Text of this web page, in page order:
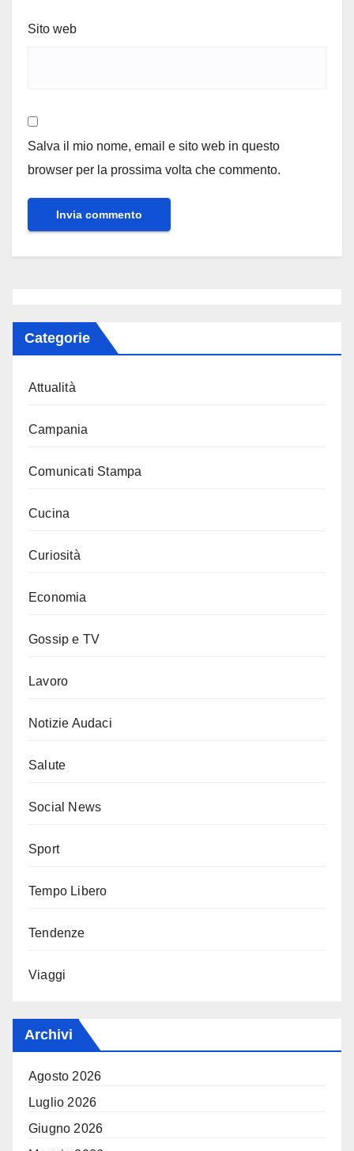
Sito web
Salva il mio nome, email e sito web in questo
browser per la prossima volta che commento.
Categorie
Attualità
Campania
Comunicati Stampa
Cucina
Curiosità
Economia
Gossip e TV
Lavoro
Notizie Audaci
Salute
Social News
Sport
Tempo Libero
Tendenze
Viaggi
Archivi
Agosto 2026
Luglio 2026
Giugno 2026